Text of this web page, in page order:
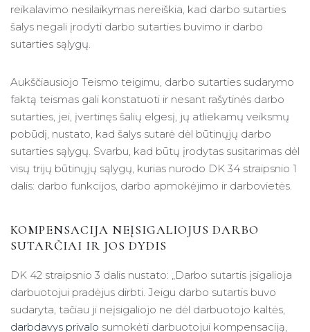
reikalavimo nesilaikymas nereiškia, kad darbo sutarties
šalys negali įrodyti darbo sutarties buvimo ir darbo
sutarties sąlygų.
Aukščiausiojo Teismo teigimu, darbo sutarties sudarymo
faktą teismas gali konstatuoti ir nesant rašytinės darbo
sutarties, jei, įvertinęs šalių elgesį, jų atliekamų veiksmų
pobūdį, nustato, kad šalys sutarė dėl būtinųjų darbo
sutarties sąlygų. Svarbu, kad būtų įrodytas susitarimas dėl
visų trijų būtinųjų sąlygų, kurias nurodo DK 34 straipsnio 1
dalis: darbo funkcijos, darbo apmokėjimo ir darbovietės.
KOMPENSACIJA NEĮSIGALIOJUS DARBO
SUTARČIAI IR JOS DYDIS
DK 42 straipsnio 3 dalis nustato: „Darbo sutartis įsigalioja
darbuotojui pradėjus dirbti. Jeigu darbo sutartis buvo
sudaryta, tačiau ji neįsigaliojo ne dėl darbuotojo kaltės,
darbdavys privalo sumokėti darbuotojui kompensaciją,